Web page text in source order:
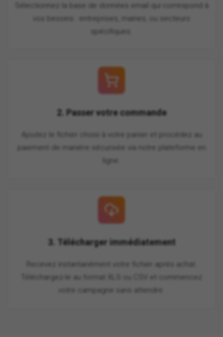
Sélectionnez la base de données email qui correspond à
vos besoins : entreprises, mairies, ou secteurs
spécifiques.
2. Passer votre commande
Ajoutez le fichier choisi à votre panier et procédez au
paiement de manière sécurisée via notre plateforme en
ligne.
3. Télécharger immédiatement
Recevez instantanément votre fichier après achat.
Téléchargez-le au format XLS ou CSV et commencez
votre campagne sans attendre.